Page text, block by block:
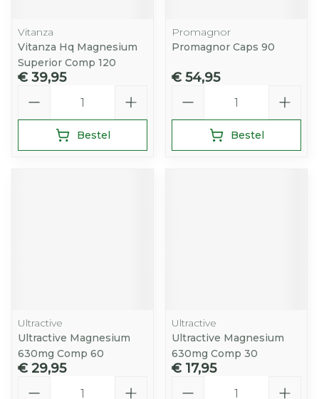
Vitanza
Vitanza Hq Magnesium
Superior Comp 120
€ 39,95
Bestel
Promagnor
Promagnor Caps 90
€ 54,95
Bestel
Ultractive
Ultractive Magnesium
630mg Comp 60
€ 29,95
Ultractive
Ultractive Magnesium
630mg Comp 30
€ 17,95